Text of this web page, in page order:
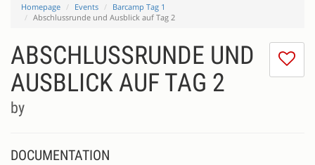
Homepage Events
Barcamp Tag 1
Abschlussrunde und Ausblick auf Tag 2
I
ABSCHLUSSRUNDE UND
AUSBLICK AUF TAG 2
by
DOCUMENTATION